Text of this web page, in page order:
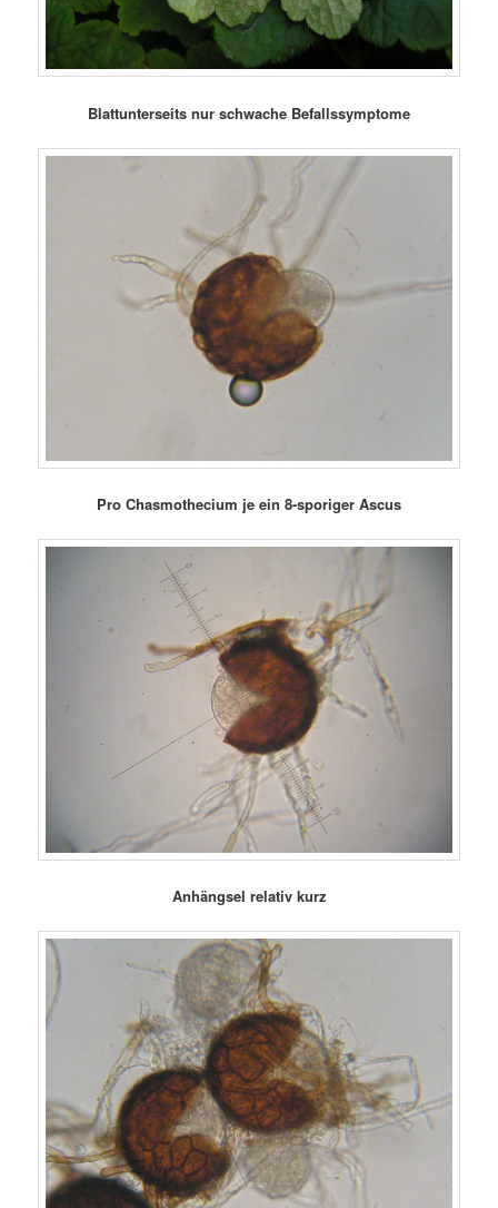
Blattunterseits nur schwache Befallssymptome
Pro Chasmothecium je ein 8-sporiger Ascus
Anhängsel relativ kurz